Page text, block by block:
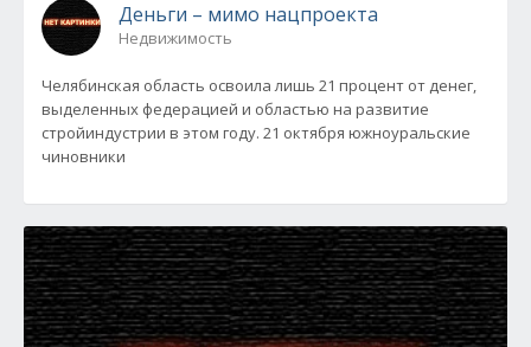
Деньги – мимо нацпроекта
Недвижимость
Челябинская область освоила лишь 21 процент от денег,
выделенных федерацией и областью на развитие
стройиндустрии в этом году. 21 октября южноуральские
чиновники